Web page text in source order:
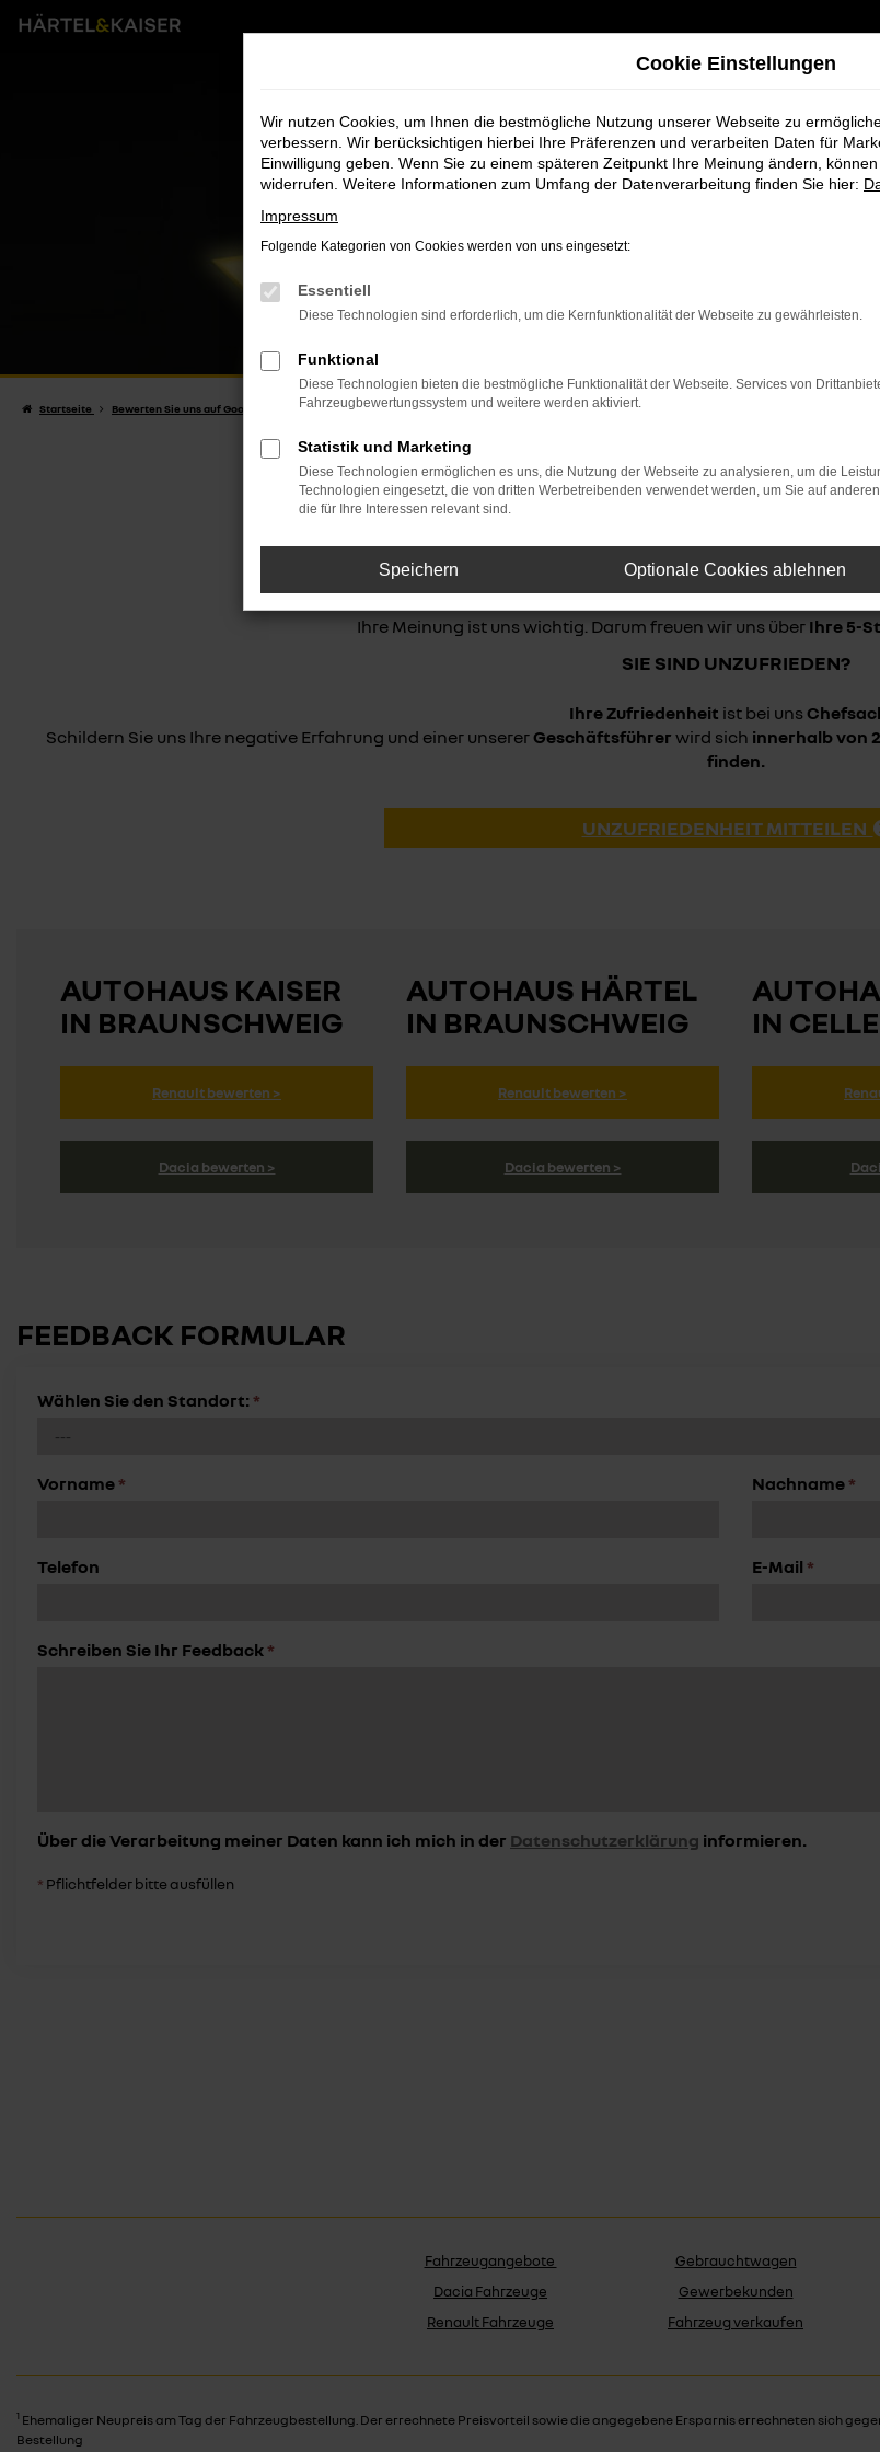
Zum
Startseite Bewerten Sie uns auf Google
BEWERTUNG
WIR FREUEN UNS ÜBER IHRE 5-
Ihre Meinung ist uns wichtig. Darum freuen wir uns über Ihre 5-
SIE SIND UNZUFRIEDEN?
Ihre Zufriedenheit ist bei uns
Schildern Sie uns Ihre negative Erfahrung und einer unserer Geschäftsführer wird sich innerhalb von
finden.
UNZUFRIEDENHEIT MITTEILEN
AUTOHAUS KAISER
IN BRAUNSCHWEIG
AUTOHAUS HÄRTEL
IN BRAUNSCHWEIG
IN CELLE
Renault bewerten >
Dacia bewerten >
Renault bewerten >
Dacia bewerten >
FEEDBACK FORMULAR
Wählen Sie den Standort: *
Vorname* Nachname*
Telefon E-Mail *
Schreiben Sie Ihr Feedback*
Über die Verarbeitung meiner Daten kann ich mich in der Datenschutzerklärung informieren.
* Pflichtfelder bitte ausfüllen
Fahrzeugangebote
Dacia Fahrzeuge
Renault Fahrzeuge
Gebrauchtwagen
Gewerbekunden
Fahrzeug verkaufen
1 Ehemaliger Neupreis am Tag der Fahrzeugbestellung. Der errechnete Preisvorteil sowie die angegebene Ersparnis errechneten sich
Bestellung
Cookie Einstellungen
Wir nutzen Cookies, um Ihnen die bestmögliche Nutzung unserer Webseite zu
verbessern. Wir berücksichtigen hierbei Ihre Präferenzen und verarbeiten Daten für
Einwilligung geben. Wenn Sie zu einem späteren Zeitpunkt Ihre Meinung ändern,
widerrufen. Weitere Informationen zum Umfang der Datenverarbeitung finden Sie hier:
Impressum
Folgende Kategorien von Cookies werden von uns eingesetzt:
Essentiell
Diese Technologien sind erforderlich, um die Kernfunktionalität der Webseite zu gewährleisten.
Funktional
Diese Technologien bieten die bestmögliche Funktionalität der Webseite. Services von
Fahrzeugbewertungssystem und weitere werden aktiviert.
Statistik und Marketing
Diese Technologien ermöglichen es uns, die Nutzung der Webseite zu analysieren, um die
Technologien eingesetzt, die von dritten Werbetreibenden verwendet werden, um Sie auf
die für Ihre Interessen relevant sind.
Speichern Optionale Cookies ablehnen